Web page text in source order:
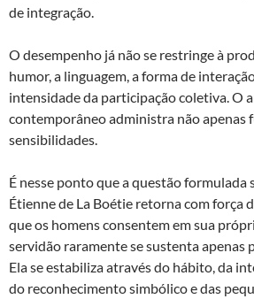
de integração.
O desempenho já não se restringe à
humor, a linguagem, a forma de
intensidade da participação coletiva. O
contemporâneo administra não apenas
sensibilidades.
É nesse ponto que a questão formulada
Étienne de La Boétie retorna com força
que os homens consentem em sua
servidão raramente se sustenta apenas
Ela se estabiliza através do hábito, da
do reconhecimento simbólico e das